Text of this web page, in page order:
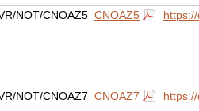
NOT/CNOAZ5 CNOAZ5
NOT/CNOAZ7 CNOAZ7